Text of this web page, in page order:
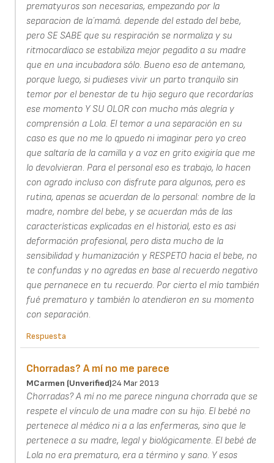
prematyuros son necesarias, empezando por la
separacion de la´mamá. depende del estado del bebe,
pero SE SABE que su respiración se normaliza y su
ritmocardíaco se estabiliza mejor pegadito a su madre
que en una incubadora sólo. Bueno eso de antemano,
porque luego, si pudieses vivir un parto tranquilo sin
temor por el benestar de tu hijo seguro que recordarías
ese momento Y SU OLOR con mucho más alegría y
comprensión a Lola. El temor a una separación en su
caso es que no me lo qpuedo ni imaginar pero yo creo
que saltaría de la camilla y a voz en grito exigiría que me
lo devolvieran. Para el personal eso es trabajo, lo hacen
con agrado incluso con disfrute para algunos, pero es
rutina, apenas se acuerdan de lo personal: nombre de la
madre, nombre del bebe, y se acuerdan más de las
características explicadas en el historial, esto es asi
deformación profesional, pero dista mucho de la
sensibilidad y humanización y RESPETO hacia el bebe, no
te confundas y no agredas en base al recuerdo negativo
que pernanece en tu recuerdo. Por cierto el mío también
fué prematuro y también lo atendieron en su momento
con separación.
Respuesta
Chorradas? A mí no me parece
MCarmen (unverified)24 Mar 2013
Chorradas? A mí no me parece ninguna chorrada que se
respete el vínculo de una madre con su hijo. El bebé no
pertenece al médico ni a a las enfermeras, sino que le
pertenece a su madre, legal y biológicamente. El bebé de
Lola no era prematuro, era a término y sano. Y esos